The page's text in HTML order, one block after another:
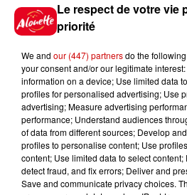
Le Duel -
en jet ski !
Le respect de votre vie
priorité
We and our (447) partnersdo the
your consent and/or our legitimate
information on a device; Use limited data
profiles for personalised advertising; Use
advertising; Measure advertising
performance; Understand audiences
of data from different sources; Develop
profiles to personalise content; Use
content; Use limited data to select
detect fraud, and fix errors; Deliver and
Save and communicate privacy choices.